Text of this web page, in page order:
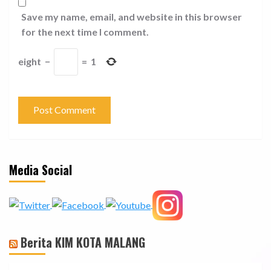
Save my name, email, and website in this browser
for the next time I comment.
eight − = 1
Media Social
Berita KIM KOTA MALANG